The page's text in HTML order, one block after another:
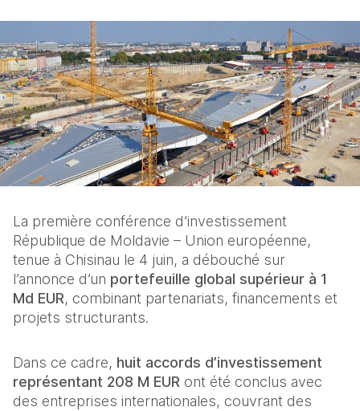
La première conférence d’investissement
République de Moldavie – Union européenne,
tenue à Chisinau le 4 juin, a débouché sur
l’annonce d’un portefeuille global supérieur à 1
Md EUR, combinant partenariats, financements et
projets structurants.
Dans ce cadre, huit accords d’investissement
représentant 208 M EUR ont été conclus avec
des entreprises internationales, couvrant des